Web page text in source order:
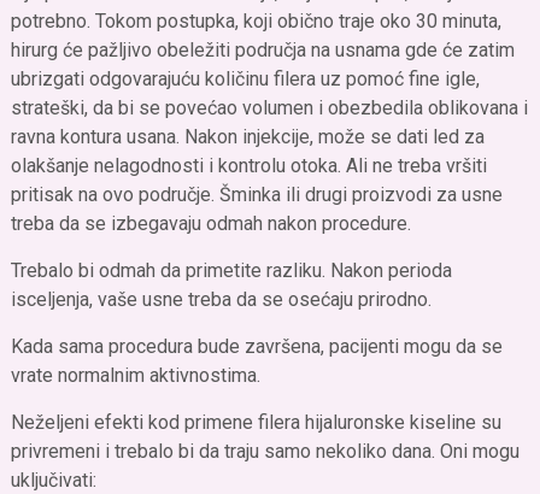
potrebno. Tokom postupka, koji obično traje oko 30 minuta,
hirurg će pažljivo obeležiti područja na usnama gde će zatim
ubrizgati odgovarajuću količinu filera uz pomoć fine igle,
strateški, da bi se povećao volumen i obezbedila oblikovana i
ravna kontura usana. Nakon injekcije, može se dati led za
olakšanje nelagodnosti i kontrolu otoka. Ali ne treba vršiti
pritisak na ovo područje. Šminka ili drugi proizvodi za usne
treba da se izbegavaju odmah nakon procedure.
Trebalo bi odmah da primetite razliku. Nakon perioda
isceljenja, vaše usne treba da se osećaju prirodno.
Kada sama procedura bude završena, pacijenti mogu da se
vrate normalnim aktivnostima.
Neželjeni efekti kod primene filera hijaluronske kiseline su
privremeni i trebalo bi da traju samo nekoliko dana. Oni mogu
uključivati: